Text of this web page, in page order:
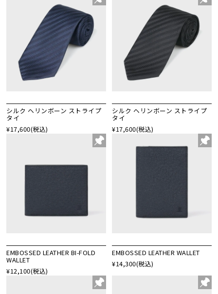
シルク ヘリンボーン ストライプ
タイ
¥17,600(税込)
シルク ヘリンボーン ストライプ
タイ
¥17,600(税込)
EMBOSSED LEATHER BI-FOLD
WALLET
¥12,100(税込)
EMBOSSED LEATHER WALLET
¥14,300(税込)